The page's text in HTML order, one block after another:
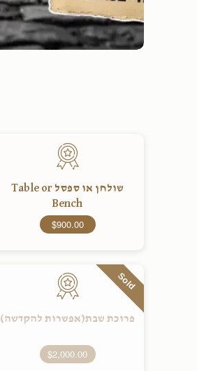
שולחן או ספסל Table or
Bench
$900.00
Sold
פרוכת שבת(אפשרות להקדשה)
$2,000.00